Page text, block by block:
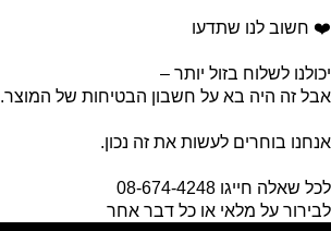
❤️ חשוב לנו שתדעו
יכולנו לשלוח בזול יותר –
אבל זה היה בא על חשבון הבטיחות של המוצר.
אנחנו בוחרים לעשות את זה נכון.
לכל שאלה חייגו 08-674-4248
לבירור על מלאי או כל דבר אחר